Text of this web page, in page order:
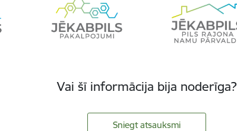
Vai šī informācija bija noderīga?
Sniegt atsauksmi